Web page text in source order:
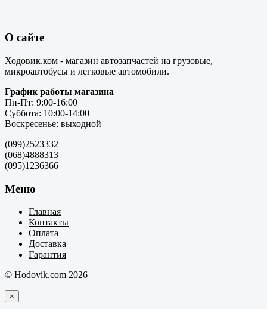
О сайте
Ходовик.ком - магазин автозапчастей на грузовые,
микроавтобусы и легковые автомобили.
График работы магазина
Пн-Пт: 9:00-16:00
Суббота: 10:00-14:00
Воскресенье: выходной
(099)2523332
(068)4888313
(095)1236366
Меню
Главная
Контакты
Оплата
Доставка
Гарантия
© Hodovik.com 2026
×